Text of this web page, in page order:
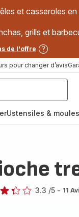
et casseroles
grills et
de l'offre
pour changer d’avis
Ustensiles & moules
3.3 /5 - 11